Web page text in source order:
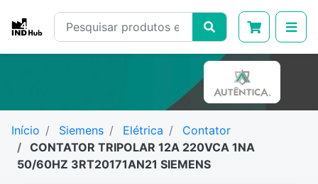
Início Siemens Elétrica
Contator
CONTATOR TRIPOLAR 12A 220VCA 1NA
50/60HZ 3RT20171AN21 SIEMENS